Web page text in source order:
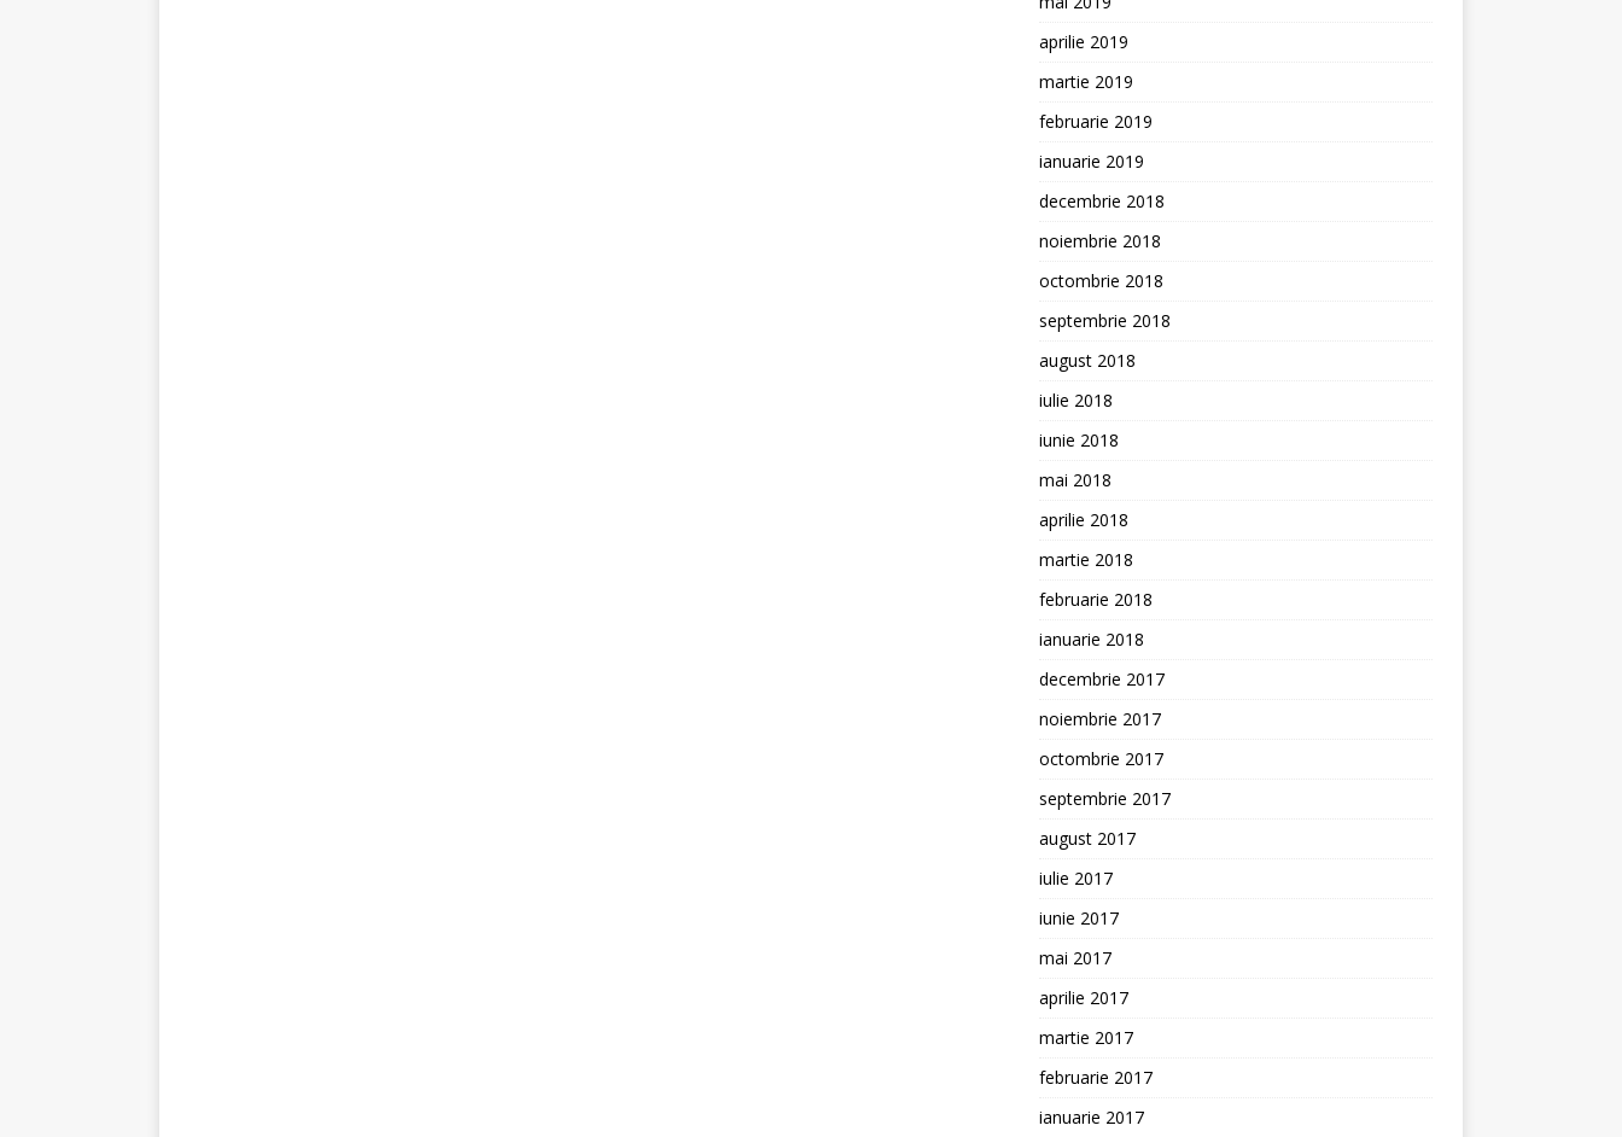
aprilie 2019
martie 2019
februarie 2019
ianuarie 2019
decembrie 2018
noiembrie 2018
octombrie 2018
septembrie 2018
august 2018
iulie 2018
iunie 2018
mai 2018
aprilie 2018
martie 2018
februarie 2018
ianuarie 2018
decembrie 2017
noiembrie 2017
octombrie 2017
septembrie 2017
august 2017
iulie 2017
iunie 2017
mai 2017
aprilie 2017
martie 2017
februarie 2017
ianuarie 2017